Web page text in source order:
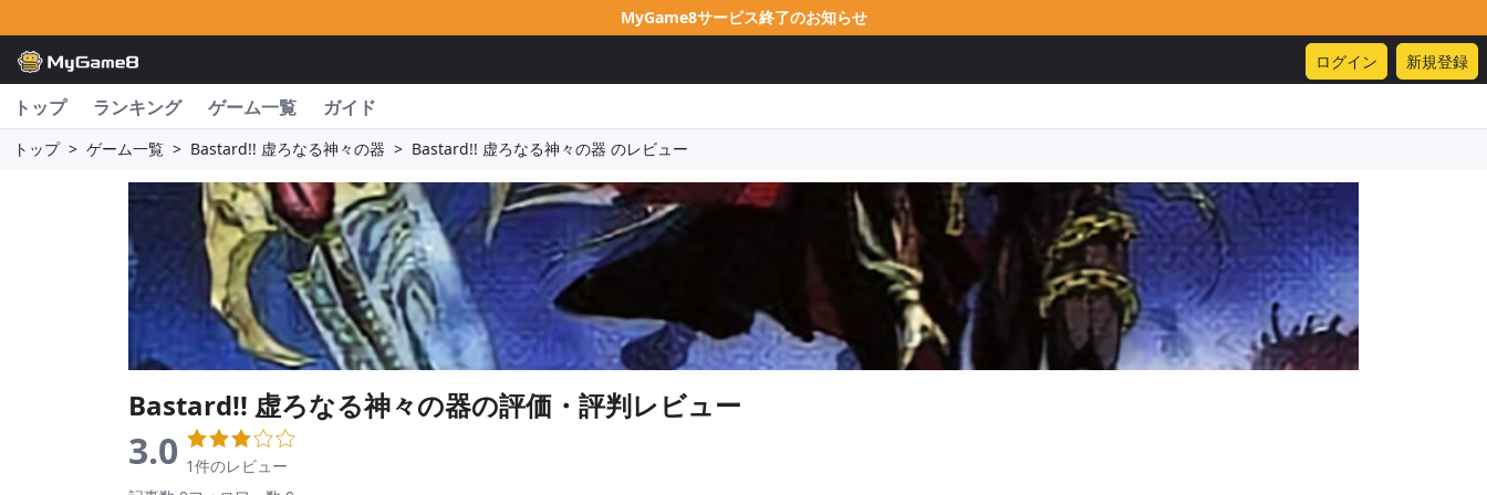
MyGame8サービス終了のお知らせ
ログイン 新規登録
トップ ランキング ゲーム一覧 ガイド
トップ > ゲーム一覧 > Bastard!! 虚ろなる神々の器 > Bastard!! 虚ろなる神々の器 のレビュー
Bastard!! 虚ろなる神々の器の評価・評判レビュー
3.0 1件のレビュー